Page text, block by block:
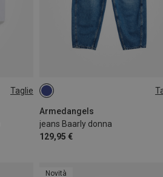
Taglie
Armedangels
jeans Baarly donna
129,95 €
Novità